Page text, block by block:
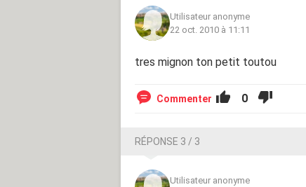
Utilisateur anonyme
22 oct. 2010 à 11:11
tres mignon ton petit toutou
Commenter 0
RÉPONSE 3 / 3
Utilisateur anonyme